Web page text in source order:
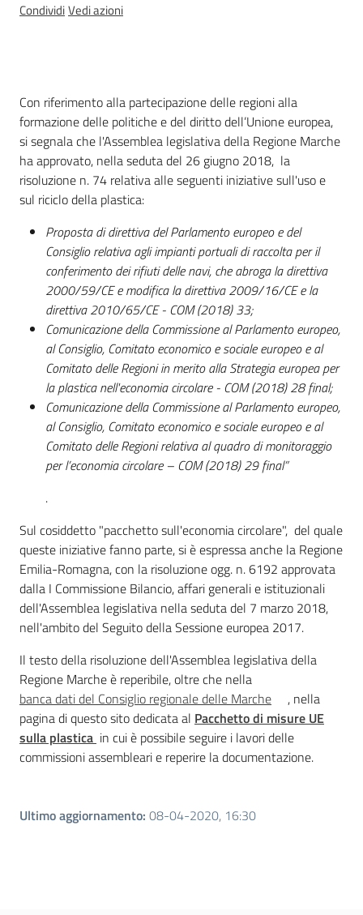
CondividiVedi azioni
Introduzione
Con riferimento alla partecipazione delle regioni alla
formazione delle politiche e del diritto dell’Unione europea,
si segnala che l'Assemblea legislativa della Regione Marche
ha approvato, nella seduta del 26 giugno 2018, la
risoluzione n. 74 relativa alle seguenti iniziative sull'uso e
sul riciclo della plastica:
Proposta di direttiva del Parlamento europeo e del
Consiglio relativa agli impianti portuali di raccolta per il
conferimento dei rifiuti delle navi, che abroga la direttiva
2000/59/CE e modifica la direttiva 2009/16/CE e la
direttiva 2010/65/CE - COM (2018) 33;
Comunicazione della Commissione al Parlamento europeo,
al Consiglio, Comitato economico e sociale europeo e al
Comitato delle Regioni in merito alla Strategia europea per
la plastica nell'economia circolare - COM (2018) 28 final;
Comunicazione della Commissione al Parlamento europeo,
al Consiglio, Comitato economico e sociale europeo e al
Comitato delle Regioni relativa al quadro di monitoraggio
per l’economia circolare – COM (2018) 29 final”
.
Sul cosiddetto "pacchetto sull'economia circolare", del quale
queste iniziative fanno parte, si è espressa anche la Regione
Emilia-Romagna, con la risoluzione ogg. n. 6192 approvata
dalla I Commissione Bilancio, affari generali e istituzionali
dell'Assemblea legislativa nella seduta del 7 marzo 2018,
nell'ambito del Seguito della Sessione europea 2017.
Il testo della risoluzione dell'Assemblea legislativa della
Regione Marche è reperibile, oltre che nella
banca dati del Consiglio regionale delle Marche
, nella
pagina di questo sito dedicata al Pacchetto di misure UE
sulla plastica in cui è possibile seguire i lavori delle
commissioni assembleari e reperire la documentazione.
Ultimo aggiornamento: 08-04-2020, 16:30